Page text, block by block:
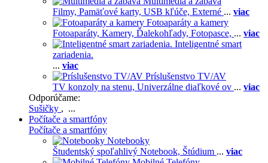
Filmy, Pamäťové karty, USB kľúče, Externé ... viac
Fotoaparáty a kamery
Fotoaparáty, Kamery, Ďalekohľady, Fotopasce, ... viac
Inteligentné smart
zariadenia.
... viac
Príslušenstvo TV/AV
TV konzoly na stenu, Univerzálne diaľkové ov ... viac
Odporúčame:
Sušičky , ...
Počítače a smartfóny
Počítače a smartfóny
Notebooky
Študentský spoľahlivý Notebook, Štúdium ... viac